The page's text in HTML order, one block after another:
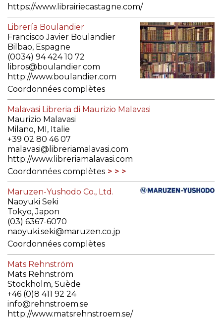
https://www.librairiecastagne.com/
Coordonnées complètes
Librería Boulandier
Francisco Javier Boulandier
Bilbao, Espagne
(0034) 94 424 10 72
libros@boulandier.com
http://www.boulandier.com
Coordonnées complètes
Malavasi Libreria di Maurizio Malavasi
Maurizio Malavasi
Milano, MI, Italie
+39 02 80 46 07
malavasi@libreriamalavasi.com
http://www.libreriamalavasi.com
Coordonnées complètes
Maruzen-Yushodo Co., Ltd.
Naoyuki Seki
Tokyo, Japon
(03) 6367-6070
naoyuki.seki@maruzen.co.jp
Coordonnées complètes
Mats Rehnström
Mats Rehnström
Stockholm, Suède
+46 (0)8 411 92 24
info@rehnstroem.se
http://www.matsrehnstroem.se/